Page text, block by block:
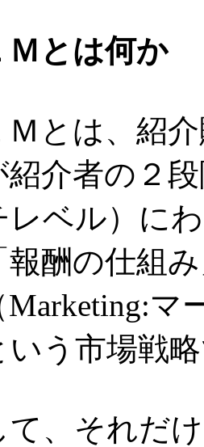
Ｍとは何か
Ｍとは、紹
紹介者の２
レベル）に
報酬の仕組
Marketing:マ
いう市場戦
て、それだ